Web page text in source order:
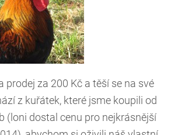
prodej za 200 Kč a těší se na své
z kuřátek, které jsme koupili od
(loni dostal cenu pro nejkrásnější